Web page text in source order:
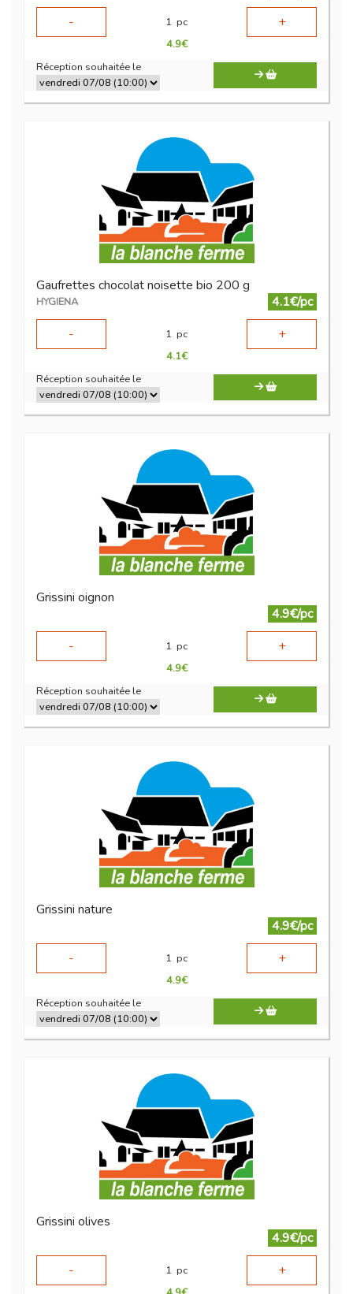
-
1 pc +
4.9€
Réception souhaitée le
Gaufrettes chocolat noisette bio 200 g
HYGIENA
4.1€/pc
-
1 pc +
4.1€
Réception souhaitée le
Grissini oignon
4.9€/pc
-
1 pc +
4.9€
Réception souhaitée le
Grissini nature
4.9€/pc
-
1 pc +
4.9€
Réception souhaitée le
Grissini olives
4.9€/pc
-
1 pc +